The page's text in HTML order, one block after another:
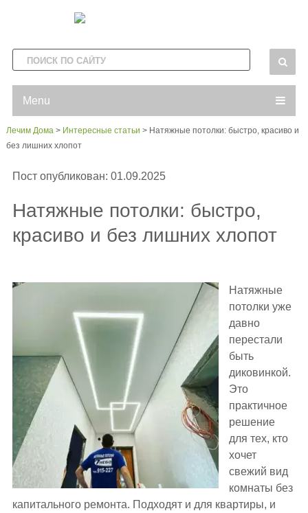
Menu
Лечим Дома> Интересные статьи > Натяжные потолки: быстро, красиво и
без лишних хлопот
Пост опубликован: 01.09.2025
Натяжные потолки: быстро,
красиво и без лишних хлопот
Натяжные
потолки уже
давно
перестали
быть
диковинкой.
Это
практичное
решение
для тех, кто
хочет
свежий вид
комнаты без
капитального ремонта. Подходят и для квартиры, и